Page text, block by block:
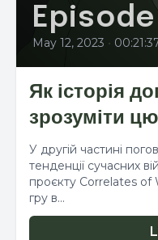
May 12, 2023 •
Як історія
зрозуміти
У другій частині
тенденції сучасних
проєкту Correlates of
гру в...